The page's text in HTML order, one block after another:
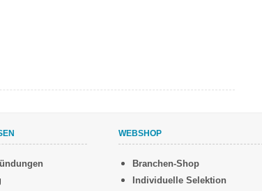
WEBSHOP
Branchen-Shop
Individuelle Selektion